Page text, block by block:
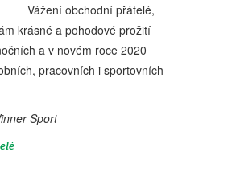
Vážení obchodní přátelé,
krásné a pohodové prožití
a v novém roce 2020
pracovních i sportovních
Sport